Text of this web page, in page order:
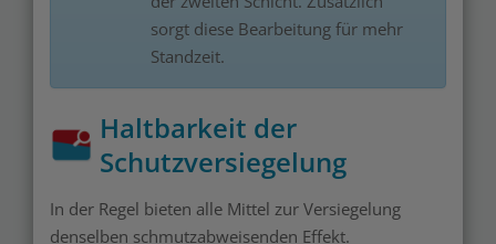
sorgt diese Bearbeitung für mehr
Standzeit.
Haltbarkeit der
Schutzversiegelung
In der Regel bieten alle Mittel zur Versiegelung
denselben schmutzabweisenden Effekt.